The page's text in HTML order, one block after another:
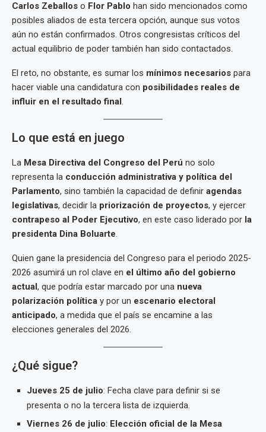
Carlos Zeballos o Flor Pablo han sido mencionados como
posibles aliados de esta tercera opción, aunque sus votos
aún no están confirmados. Otros congresistas críticos del
actual equilibrio de poder también han sido contactados.
El reto, no obstante, es sumar los mínimos necesarios para
hacer viable una candidatura con posibilidades reales de
influir en el resultado final.
Lo que está en juego
La Mesa Directiva del Congreso del Perú no solo
representa la conducción administrativa y política del
Parlamento, sino también la capacidad de definir agendas
legislativas, decidir la priorización de proyectos, y ejercer
contrapeso al Poder Ejecutivo, en este caso liderado por la
presidenta Dina Boluarte.
Quien gane la presidencia del Congreso para el periodo 2025-
2026 asumirá un rol clave en el último año del gobierno
actual, que podría estar marcado por una nueva
polarización política y por un escenario electoral
anticipado, a medida que el país se encamine a las
elecciones generales del 2026.
¿Qué sigue?
Jueves 25 de julio: Fecha clave para definir si se
presenta o no la tercera lista de izquierda.
Viernes 26 de julio: Elección oficial de la Mesa